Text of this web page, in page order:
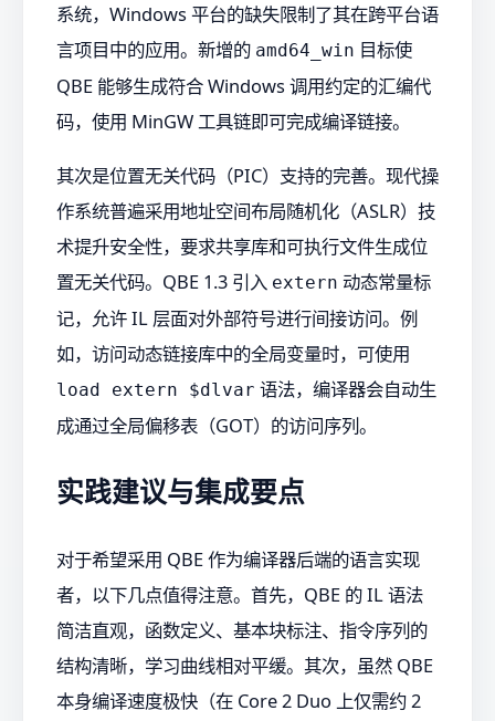
系统，Windows 平台的缺失限制了其在跨平台语
言项目中的应用。新增的 amd64_win 目标使
QBE 能够生成符合 Windows 调用约定的汇编代
码，使用 MinGW 工具链即可完成编译链接。
其次是位置无关代码（PIC）支持的完善。现代操
作系统普遍采用地址空间布局随机化（ASLR）技
术提升安全性，要求共享库和可执行文件生成位
置无关代码。QBE 1.3 引入 extern 动态常量标
记，允许 IL 层面对外部符号进行间接访问。例
如，访问动态链接库中的全局变量时，可使用
load extern $dlvar 语法，编译器会自动生
成通过全局偏移表（GOT）的访问序列。
实践建议与集成要点
对于希望采用 QBE 作为编译器后端的语言实现
者，以下几点值得注意。首先，QBE 的 IL 语法
简洁直观，函数定义、基本块标注、指令序列的
结构清晰，学习曲线相对平缓。其次，虽然 QBE
本身编译速度极快（在 Core 2 Duo 上仅需约 2